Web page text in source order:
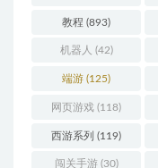
教程 (893)
机器人 (42)
端游 (125)
网页游戏 (118)
西游系列 (119)
闯关手游(30)